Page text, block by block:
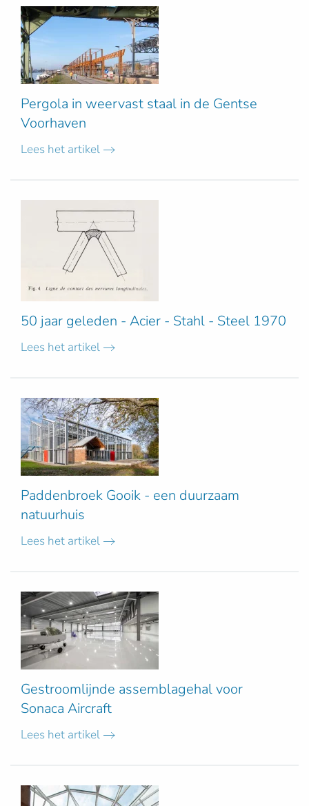
Pergola in weervast staal in de Gentse
Voorhaven
Lees het artikel
50 jaar geleden - Acier - Stahl - Steel 1970
Lees het artikel
Paddenbroek Gooik - een duurzaam
natuurhuis
Lees het artikel
Gestroomlijnde assemblagehal voor
Sonaca Aircraft
Lees het artikel